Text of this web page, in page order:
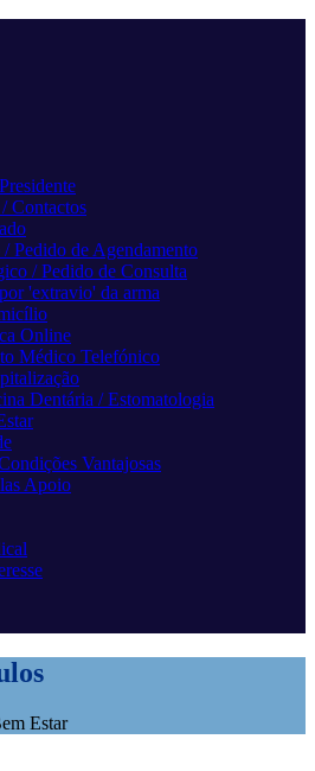
Contactos
Pedido de Agendamento
/ Pedido de Consulta
'extravio' da arma
Online
Médico Telefónico
Dentária / Estomatologia
Vantajosas
Apoio
Estar